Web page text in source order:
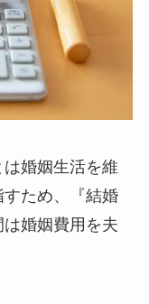
婚姻生活を維
ため、『結婚
婚姻費用を夫